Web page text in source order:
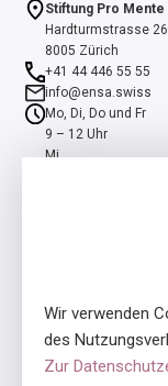
Stiftung Pro Mente
Hardturmstrasse
8005 Zürich
+41 44 446 55 55
info@ensa.swiss
Mo, Di, Do und Fr
9 – 12 Uhr
Mi
ensa ist ein
unterstützt durch die
Wir verwenden
des
Zur